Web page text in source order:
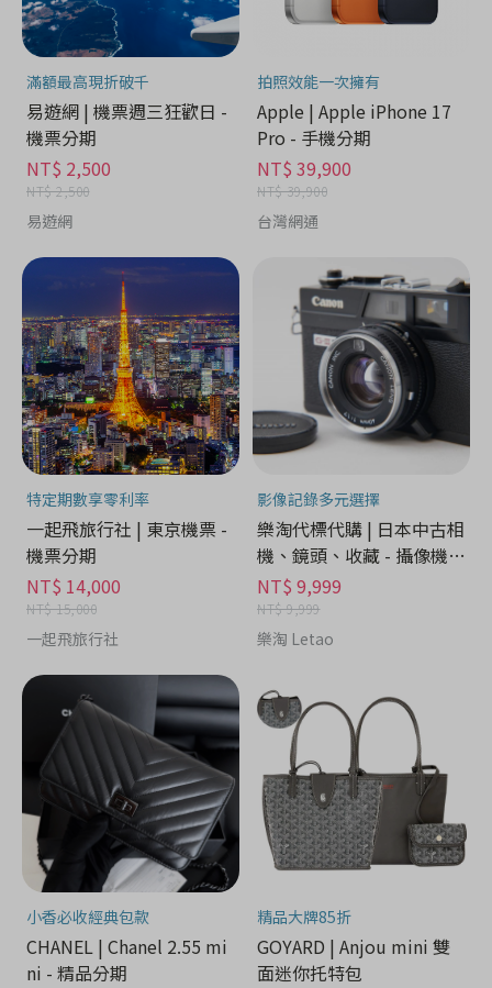
滿額最高現折破千
易遊網 | 機票週三狂歡日 -
機票分期
NT$ 2,500
NT$ 2,500
易遊網
拍照效能一次擁有
Apple | Apple iPhone 17
Pro - 手機分期
NT$ 39,900
NT$ 39,900
台灣網通
特定期數享零利率
一起飛旅行社 | 東京機票 -
機票分期
NT$ 14,000
NT$ 15,000
一起飛旅行社
影像記錄多元選擇
樂淘代標代購 | 日本中古相
機、鏡頭、收藏 - 攝像機分
期
NT$ 9,999
NT$ 9,999
樂淘 Letao
小香必收經典包款
CHANEL | Chanel 2.55 mi
ni - 精品分期
精品大牌85折
GOYARD | Anjou mini 雙
面迷你托特包